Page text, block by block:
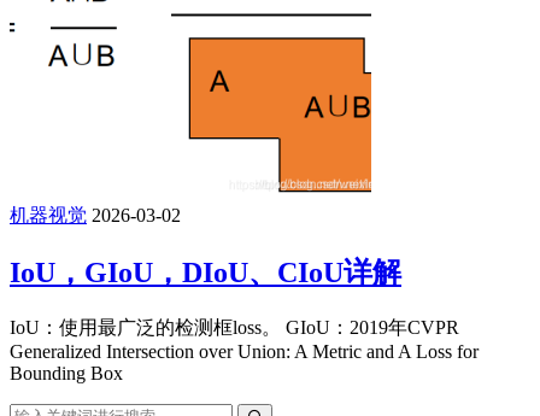
机器视觉 2026-03-02
IoU，GIoU，DIoU、CIoU详解
IoU：使用最广泛的检测框loss。 GIoU：2019年CVPR
Generalized Intersection over Union: A Metric and A Loss for
Bounding Box